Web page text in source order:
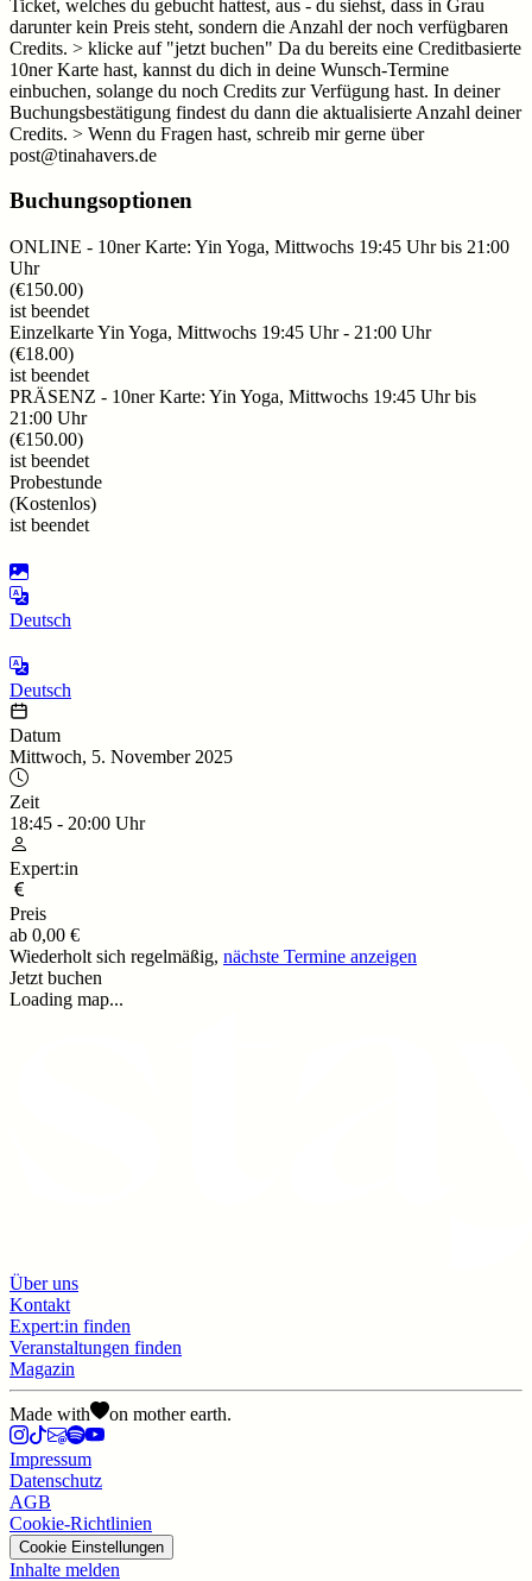
Ticket, welches du gebucht hattest, aus - du siehst, dass in Grau
darunter kein Preis steht, sondern die Anzahl der noch verfügbaren
Credits. > klicke auf "jetzt buchen" Da du bereits eine Creditbasierte
10ner Karte hast, kannst du dich in deine Wunsch-Termine
einbuchen, solange du noch Credits zur Verfügung hast. In deiner
Buchungsbestätigung findest du dann die aktualisierte Anzahl deiner
Credits. > Wenn du Fragen hast, schreib mir gerne über
post@tinahavers.de
Buchungsoptionen
ONLINE - 10ner Karte: Yin Yoga, Mittwochs 19:45 Uhr bis 21:00
Uhr
(€150.00)
ist beendet
Einzelkarte Yin Yoga, Mittwochs 19:45 Uhr - 21:00 Uhr
(€18.00)
ist beendet
PRÄSENZ - 10ner Karte: Yin Yoga, Mittwochs 19:45 Uhr bis
21:00 Uhr
(€150.00)
ist beendet
Probestunde
(Kostenlos)
ist beendet
Deutsch
Deutsch
Datum
Mittwoch, 5. November 2025
Zeit
18:45 - 20:00 Uhr
Expert:in
Preis
ab 0,00 €
Wiederholt sich regelmäßig, nächste Termine anzeigen
Jetzt buchen
Loading map...
Über uns
Kontakt
Expert:in finden
Veranstaltungen finden
Magazin
Made with on mother earth.
Impressum
Datenschutz
AGB
Cookie-Richtlinien
Cookie Einstellungen
Inhalte melden